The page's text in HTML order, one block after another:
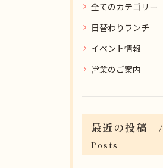
全てのカテゴリー
日替わりランチ
イベント情報
営業のご案内
最近の投稿
Posts